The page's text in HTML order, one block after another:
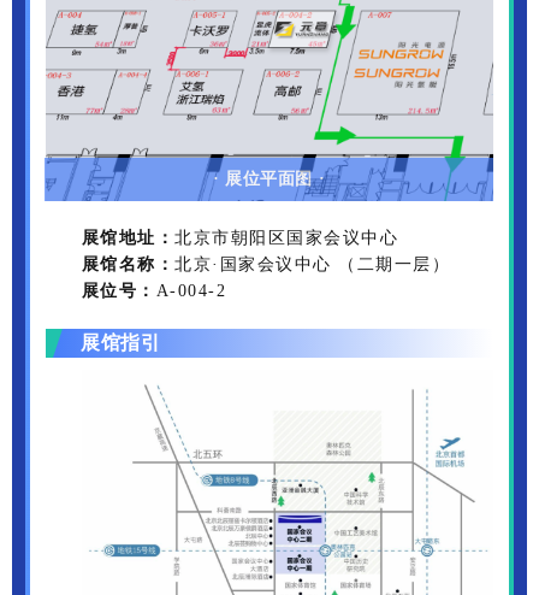
· 展位平面图·
展馆地址：北京市朝阳区国家会议中心
展馆名称：北京·国家会议中心 （二期一层）
展位号： A-004-2
展馆指引